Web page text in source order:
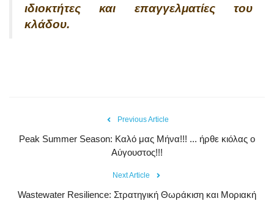
ιδιοκτήτες και επαγγελματίες του
κλάδου.
Previous Article
Peak Summer Season: Kαλό μας Μήνα!!! ... ήρθε κιόλας ο
Αύγουστος!!!
Next Article
Wastewater Resilience: Στρατηγική Θωράκιση και Μοριακή